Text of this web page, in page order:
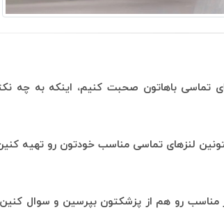
تماسی باهاتون صحبت کنیم، اینکه به چه
بتونین لنزهای تماسی مناسب خودتون رو
مناسب رو هم از پزشکتون بپرسین و سوال